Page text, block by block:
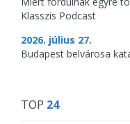
Klasszis Podcast
2026. július 27.
Budapest belvárosa
TOP 24